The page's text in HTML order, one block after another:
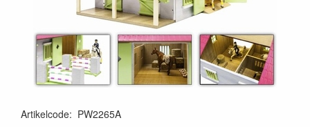
Artikelcode: PW2265A